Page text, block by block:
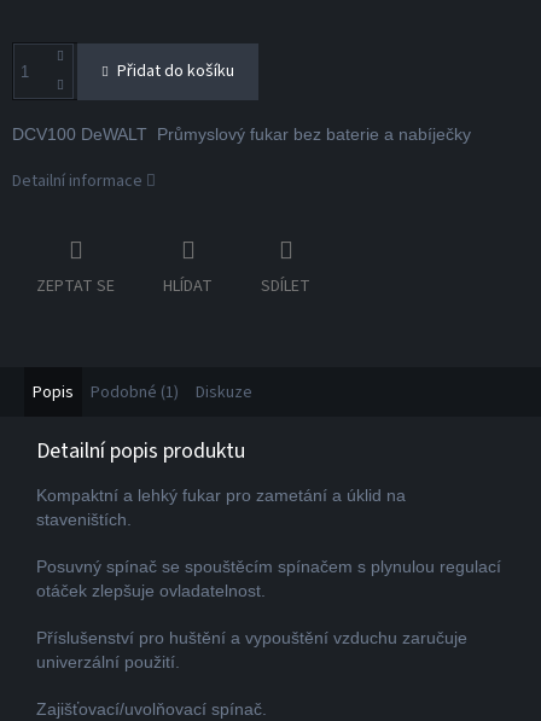
Přidat do košíku
DCV100 DeWALT Průmyslový fukar bez baterie a nabíječky
Detailní informace
ZEPTAT SE HLÍDAT SDÍLET
Popis Podobné (1) Diskuze
Detailní popis produktu
Kompaktní a lehký fukar pro zametání a úklid na
staveništích.
Posuvný spínač se spouštěcím spínačem s plynulou regulací
otáček zlepšuje ovladatelnost.
Příslušenství pro huštění a vypouštění vzduchu zaručuje
univerzální použití.
Zajišťovací/uvolňovací spínač.